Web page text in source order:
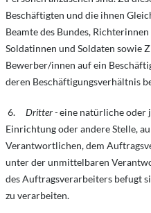
Beschäftigten und die ihnen
Beamte des Bundes,
Soldatinnen und Soldaten sowie
Bewerber/innen auf ein
deren Beschäftigungsverhältnis
6. Dritter -eine natürliche oder
Einrichtung oder andere Stelle,
Verantwortlichen, dem
unter der unmittelbaren
des Auftragsverarbeiters befugt
zu verarbeiten.